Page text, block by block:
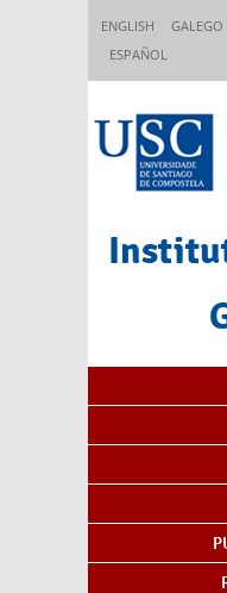
ENGLISH
GALEGO
ESPAÑOL
Content